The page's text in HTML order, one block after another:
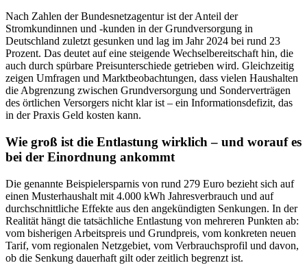
Nach Zahlen der Bundesnetzagentur ist der Anteil der
Stromkundinnen und -kunden in der Grundversorgung in
Deutschland zuletzt gesunken und lag im Jahr 2024 bei rund 23
Prozent. Das deutet auf eine steigende Wechselbereitschaft hin, die
auch durch spürbare Preisunterschiede getrieben wird. Gleichzeitig
zeigen Umfragen und Marktbeobachtungen, dass vielen Haushalten
die Abgrenzung zwischen Grundversorgung und Sonderverträgen
des örtlichen Versorgers nicht klar ist – ein Informationsdefizit, das
in der Praxis Geld kosten kann.
Wie groß ist die Entlastung wirklich – und worauf es
bei der Einordnung ankommt
Die genannte Beispielersparnis von rund 279 Euro bezieht sich auf
einen Musterhaushalt mit 4.000 kWh Jahresverbrauch und auf
durchschnittliche Effekte aus den angekündigten Senkungen. In der
Realität hängt die tatsächliche Entlastung von mehreren Punkten ab:
vom bisherigen Arbeitspreis und Grundpreis, vom konkreten neuen
Tarif, vom regionalen Netzgebiet, vom Verbrauchsprofil und davon,
ob die Senkung dauerhaft gilt oder zeitlich begrenzt ist.